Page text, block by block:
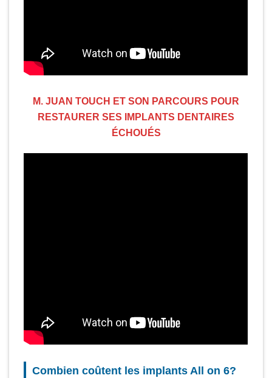
M. JUAN TOUCH ET SON PARCOURS POUR
RESTAURER SES IMPLANTS DENTAIRES
ÉCHOUÉS
Combien coûtent les implants All on 6?